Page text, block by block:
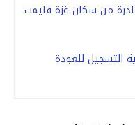
من سكان غزة فليمت
التسجيل للعودة